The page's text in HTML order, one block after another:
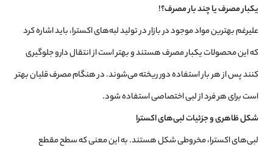
یکبار مصرف یا چند بار مصرف؟!
علیرغم بهترین مواد موجود در بازار در تولید لبه‌های اکسترا، باید اشاره کرد
که این محصولات یکبار مصرف هستند و بهتر است از انتقال دارو جلوگیری
کنند پس از هر بار استفاده دور ریخته می‌شوند.در هنگام مصرف قلیان بهتر
است برای هر فرد از لبی اختصاصی استفاده شود.
شکل ظاهری و جزئیات لبی‌های اکسترا
لبی‌های اکسترا، مخروطی شکل هستند. به این معنی که سطح مقطع